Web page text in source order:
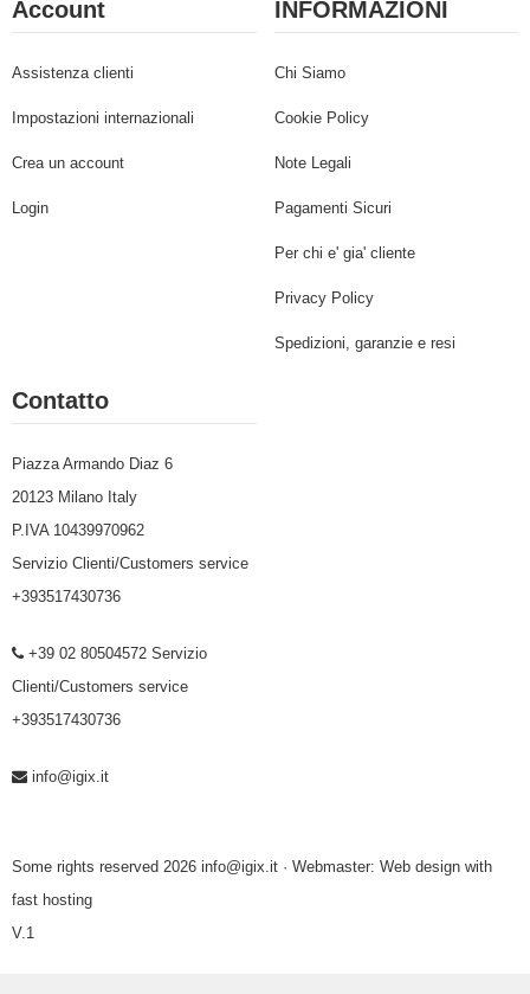
Account
Assistenza clienti
Impostazioni internazionali
Crea un account
Login
INFORMAZIONI
Chi Siamo
Cookie Policy
Note Legali
Pagamenti Sicuri
Per chi e' gia' cliente
Privacy Policy
Spedizioni, garanzie e resi
Contatto
Piazza Armando Diaz 6
20123 Milano Italy
P.IVA 10439970962
Servizio Clienti/Customers service
+393517430736
+39 02 80504572 Servizio
Clienti/Customers service
+393517430736
info@igix.it
Some rights reserved 2026 info@igix.it · Webmaster: Web design with
fast hosting
V.1